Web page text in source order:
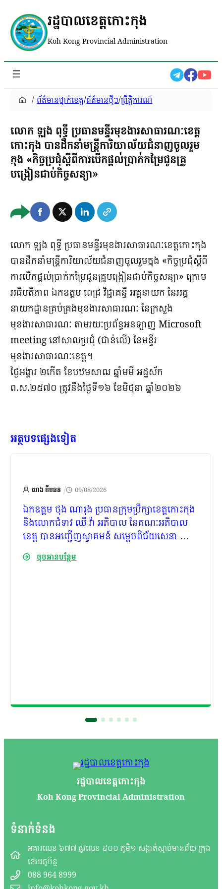
រដ្ឋបាលខេត្តកោះកុង
Koh Kong Provincial Administration
/ ព័ត៌មានថ្នាក់ខេត្ត/ព័ត៌មានថ្មីៗ/ព្រឹត្តិការណ៍
លោក ឡុង ពុទ្ធី ប្រធានមន្ទីរមុខងារសាធារណៈខេត្ត
កោះកុង បានដឹកនាំមន្រ្តីការិយាល័យជំនាញចូលរួម
ក្នុង «កិច្ចប្រជុំស្តីពីការបើកផ្តល់ប្រាក់កម្រៃជូនគ្រូ
បង្រៀនជាប់កិច្ចសន្យា»
លោក ឡុង ពុទ្ធី ប្រធានមន្ទីរមុខងារសាធារណៈខេត្តកោះកុង
បានដឹកនាំមន្រ្តីការិយាល័យជំនាញចូលរួមក្នុង «កិច្ចប្រជុំស្តីពី
ការបើកផ្តល់ប្រាក់កម្រៃជូនគ្រូបង្រៀនជាប់កិច្ចសន្យា» ក្រោម
អធិបតីភាព ឯកឧត្ដម ពេជ្រ វិជ្ជាគន្ធី អគ្គនាយក នៃអគ្គ
នាយកដ្ឋានគ្រប់គ្រងមុខងារសាធារណៈ នៃក្រសួង
មុខងារសាធារណៈ តាមរយៈប្រព័ន្ធអនឡាញ Microsoft
meeting នៅសាលប្រជុំ (ជាន់លើ) នៃមន្ទីរ
មុខងារសាធារណៈខេត្ត។
ថ្ងៃអង្គារ ២កើត ខែបឋមសាឍ ឆ្នាំមមី អដ្ឋស័ក
ព.ស.២៥៧០ ត្រូវនឹងថ្ងៃទី១៦ ខែមិថុនា ឆ្នាំ២០២៦
អត្ថបទផ្សេងទៀត
ហេង គីមឆន / 09/08/2026
ឯកឧត្តម ថុង ណារុង ប្រធានក្រុមប្រឹក្សាខេត្តកោះកុង
និងលោកជំទាវ ឈី វ៉ា អភិបាល នៃគណៈអភិបាល
ខេត្ត បានអញ្ជើញស្វាគមន៍ សម្តេចពិជ័យសេនា ទៀ
បាញ់ ឧត្តមប្រឹក្សាផ្ទាល់ព្រះមហាក្សត្រ ក្នុងដំណើរចុះ
ពិនិត្យទីតាំងមួយចំនួន ក្នុងភូមិសាស្រ្តស្រុកកោះកុង
ចុចអានបន្ថែម
រដ្ឋបាលខេត្តកោះកុង
Koh Kong Provincial Administration
ទំនាក់ទំនង
អគារលេខ ៦៧៧ ផ្លូវលេខ ៩០០ ភូមិ១ សង្កាត់ស្មាច់មានជ័យ ក្រុង
ខេមរភូមិន្ទ
088 964 8999